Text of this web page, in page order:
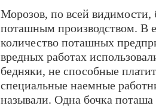
Морозов, по всей видимости,
поташным производством. В
количество поташных
вредных работах
бедняки, не способные
специальные наемные
называли. Одна бочка поташа